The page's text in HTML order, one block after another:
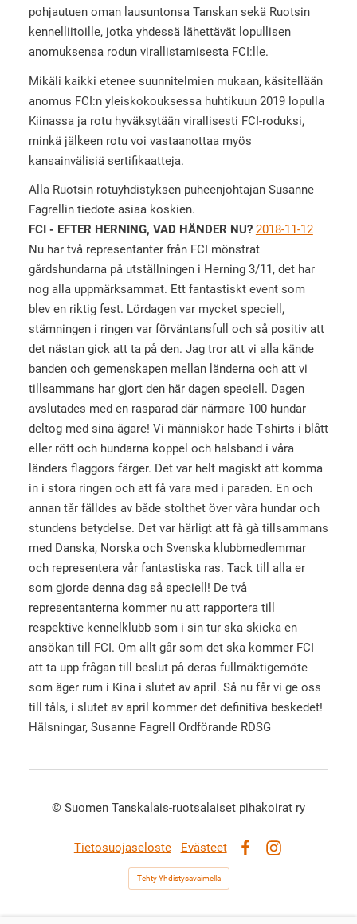
pohjautuen oman lausuntonsa Tanskan sekä Ruotsin
kennelliitoille, jotka yhdessä lähettävät lopullisen
anomuksensa rodun virallistamisesta FCI:lle.
Mikäli kaikki etenee suunnitelmien mukaan, käsitellään
anomus FCI:n yleiskokouksessa huhtikuun 2019 lopulla
Kiinassa ja rotu hyväksytään virallisesti FCI-roduksi,
minkä jälkeen rotu voi vastaanottaa myös
kansainvälisiä sertifikaatteja.
Alla Ruotsin rotuyhdistyksen puheenjohtajan Susanne
Fagrellin tiedote asiaa koskien.
FCI - EFTER HERNING, VAD HÄNDER NU? 2018-11-12
Nu har två representanter från FCI mönstrat
gårdshundarna på utställningen i Herning 3/11, det har
nog alla uppmärksammat. Ett fantastiskt event som
blev en riktig fest. Lördagen var mycket speciell,
stämningen i ringen var förväntansfull och så positiv att
det nästan gick att ta på den. Jag tror att vi alla kände
banden och gemenskapen mellan länderna och att vi
tillsammans har gjort den här dagen speciell. Dagen
avslutades med en rasparad där närmare 100 hundar
deltog med sina ägare! Vi människor hade T-shirts i blått
eller rött och hundarna koppel och halsband i våra
länders flaggors färger. Det var helt magiskt att komma
in i stora ringen och att få vara med i paraden. En och
annan tår fälldes av både stolthet över våra hundar och
stundens betydelse. Det var härligt att få gå tillsammans
med Danska, Norska och Svenska klubbmedlemmar
och representera vår fantastiska ras. Tack till alla er
som gjorde denna dag så speciell! De två
representanterna kommer nu att rapportera till
respektive kennelklubb som i sin tur ska skicka en
ansökan till FCI. Om allt går som det ska kommer FCI
att ta upp frågan till beslut på deras fullmäktigemöte
som äger rum i Kina i slutet av april. Så nu får vi ge oss
till tåls, i slutet av april kommer det definitiva beskedet!
Hälsningar, Susanne Fagrell Ordförande RDSG
© Suomen Tanskalais-ruotsalaiset pihakoirat ry
Tietosuojaseloste
Evästeet
Tehty Yhdistysavaimella